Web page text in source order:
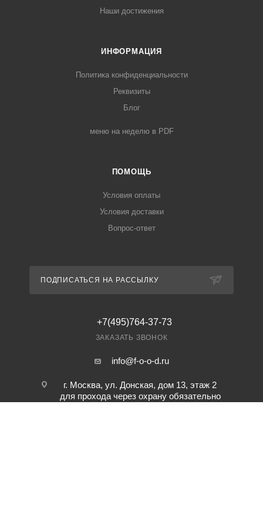
Наши достижения
ИНФОРМАЦИЯ
Политика конфиденциальности
Реквизиты
Блог
меню на неделю в PDF
ПОМОЩЬ
Условия оплаты
Условия доставки
Вопрос-ответ
ПОДПИСАТЬСЯ НА РАССЫЛКУ
+7(495)764-37-73
ЗАКАЗАТЬ ЗВОНОК
info@f-o-o-d.ru
г. Москва, ул. Донская, дом 13, этаж 2
для прохода через охрану обязательно